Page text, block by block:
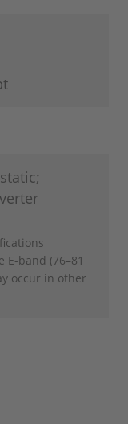
band (76–81
occur in other